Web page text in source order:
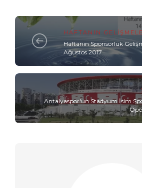
HAFTANIN
Haftanın Sponsorluk
Ağustos 2017
Antalyaspor'un Stadyum İsim